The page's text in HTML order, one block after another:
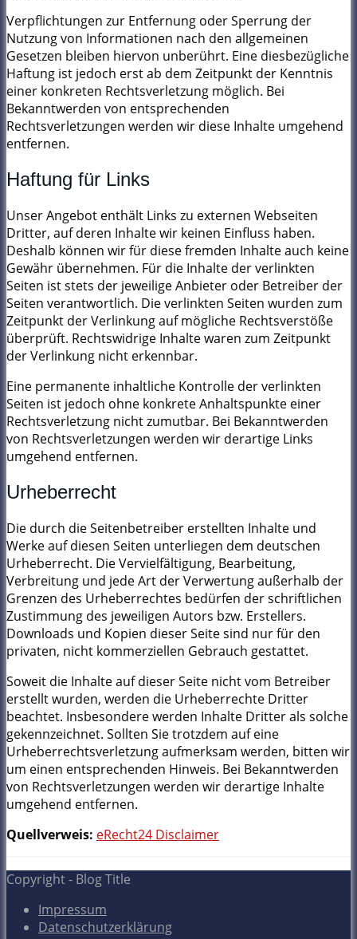
Verpflichtungen zur Entfernung oder Sperrung der
Nutzung von Informationen nach den allgemeinen
Gesetzen bleiben hiervon unberührt. Eine diesbezügliche
Haftung ist jedoch erst ab dem Zeitpunkt der Kenntnis
einer konkreten Rechtsverletzung möglich. Bei
Bekanntwerden von entsprechenden
Rechtsverletzungen werden wir diese Inhalte umgehend
entfernen.
Haftung für Links
Unser Angebot enthält Links zu externen Webseiten
Dritter, auf deren Inhalte wir keinen Einfluss haben.
Deshalb können wir für diese fremden Inhalte auch keine
Gewähr übernehmen. Für die Inhalte der verlinkten
Seiten ist stets der jeweilige Anbieter oder Betreiber der
Seiten verantwortlich. Die verlinkten Seiten wurden zum
Zeitpunkt der Verlinkung auf mögliche Rechtsverstöße
überprüft. Rechtswidrige Inhalte waren zum Zeitpunkt
der Verlinkung nicht erkennbar.
Eine permanente inhaltliche Kontrolle der verlinkten
Seiten ist jedoch ohne konkrete Anhaltspunkte einer
Rechtsverletzung nicht zumutbar. Bei Bekanntwerden
von Rechtsverletzungen werden wir derartige Links
umgehend entfernen.
Urheberrecht
Die durch die Seitenbetreiber erstellten Inhalte und
Werke auf diesen Seiten unterliegen dem deutschen
Urheberrecht. Die Vervielfältigung, Bearbeitung,
Verbreitung und jede Art der Verwertung außerhalb der
Grenzen des Urheberrechtes bedürfen der schriftlichen
Zustimmung des jeweiligen Autors bzw. Erstellers.
Downloads und Kopien dieser Seite sind nur für den
privaten, nicht kommerziellen Gebrauch gestattet.
Soweit die Inhalte auf dieser Seite nicht vom Betreiber
erstellt wurden, werden die Urheberrechte Dritter
beachtet. Insbesondere werden Inhalte Dritter als solche
gekennzeichnet. Sollten Sie trotzdem auf eine
Urheberrechtsverletzung aufmerksam werden, bitten wir
um einen entsprechenden Hinweis. Bei Bekanntwerden
von Rechtsverletzungen werden wir derartige Inhalte
umgehend entfernen.
Quellverweis: eRecht24 Disclaimer
Copyright - Blog Title
Impressum
Datenschutzerklärung